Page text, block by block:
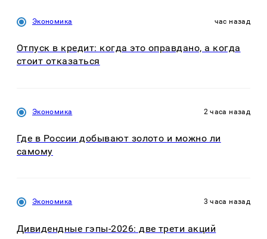
Экономика час назад
Отпуск в кредит: когда это оправдано, а когда
стоит отказаться
Экономика 2 часа назад
Где в России добывают золото и можно ли
самому
Экономика 3 часа назад
Дивидендные гэпы-2026: две трети акций